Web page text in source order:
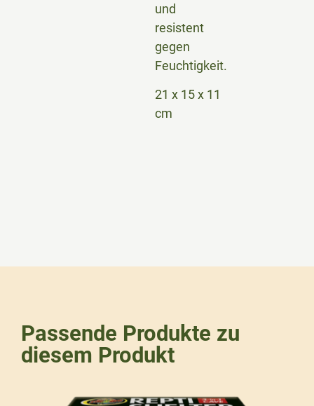
und
resistent
gegen
Feuchtigkeit.
21 x 15 x 11
cm
Passende Produkte zu
diesem Produkt